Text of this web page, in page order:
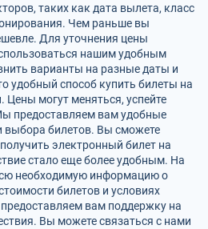
таких как дата вылета, класс
Чем раньше вы
Для уточнения цены
нашим удобным
варианты на разные даты и
удобный способ купить билеты на
Цены могут меняться, успейте
предоставляем вам удобные
выбора билетов. Вы сможете
электронный билет на
стало еще более удобным. На
необходимую информацию о
билетов и условиях
вам поддержку на
Вы можете связаться с нами